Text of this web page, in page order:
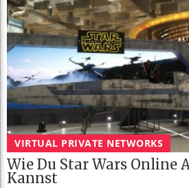
VIRTUAL PRIVATE NETWORKS
Wie Du Star Wars Online
Kannst